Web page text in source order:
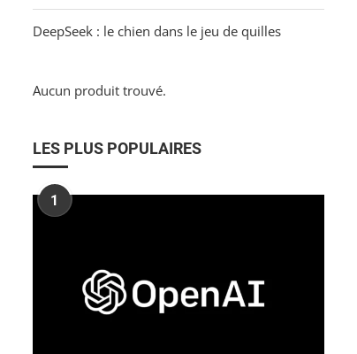
DeepSeek : le chien dans le jeu de quilles
Aucun produit trouvé.
LES PLUS POPULAIRES
1